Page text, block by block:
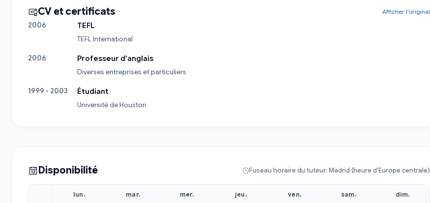
CV et certificats Afficher l'original
2006
TEFL
TEFL International
2006
Professeur d'anglais
Diverses entreprises et particuliers
1999 - 2003
Étudiant
Université de Houston
Disponibilité Fuseau horaire du tuteur: Madrid (heure d’Europe centrale)
lun. mar. mer. jeu. ven. sam. dim.